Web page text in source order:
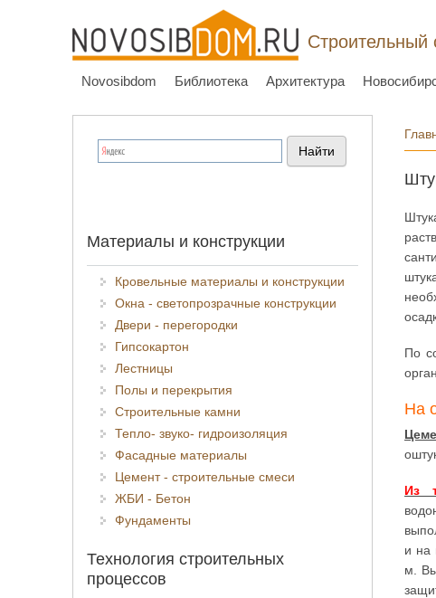
Строительный
Novosibdom Библиотека Архитектура
Вы
По
На
Из
и на
м.
Материалы и конструкции
Кровельные материалы и конструкции
Окна - светопрозрачные конструкции
Двери - перегородки
Гипсокартон
Лестницы
Полы и перекрытия
Строительные камни
Тепло- звуко- гидроизоляция
Фасадные материалы
Цемент - строительные смеси
ЖБИ - Бетон
Фундаменты
Технология строительных
процессов